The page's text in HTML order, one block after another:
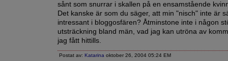
sånt som snurrar i skallen på en ensamstående
Det kanske är som du säger, att min "nisch" inte är
intressant i bloggosfären? Åtminstone inte i någon
utsträckning bland män, vad jag kan utröna av
jag fått hittills.
Postat av: Katarina oktober 26, 2004 05:24 EM